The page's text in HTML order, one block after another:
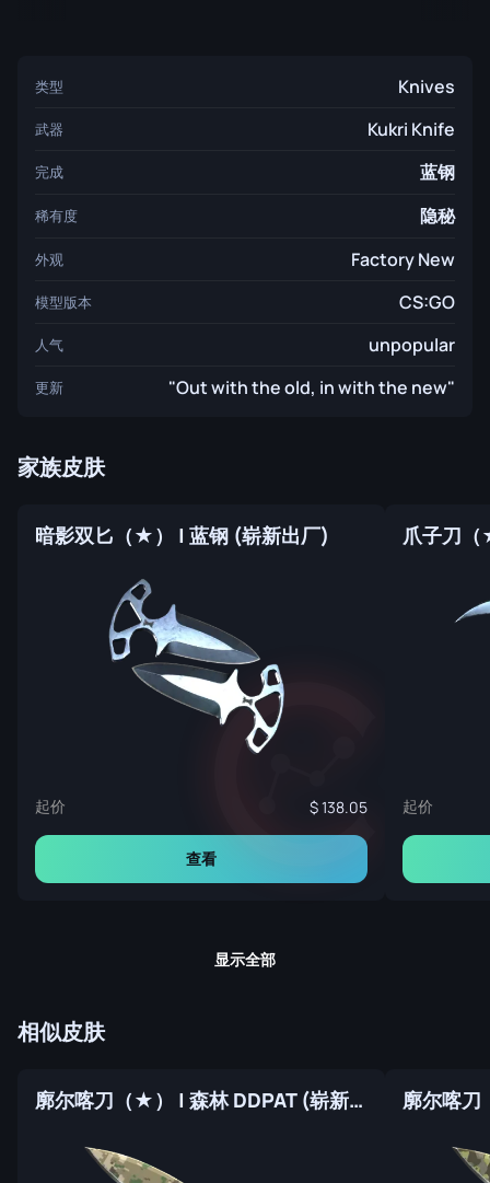
类型 Knives
武器 Kukri Knife
完成 蓝钢
稀有度 隐秘
外观 Factory New
模型版本 CS:GO
人气 unpopular
更新 "Out with the old, in with the new"
家族皮肤
暗影双匕（★） | 蓝钢 (崭新出厂)
起价 138.05
查看
爪子刀
起价
显示全部
相似皮肤
廓尔喀刀（★） | 森林 DDPAT (崭新出厂)